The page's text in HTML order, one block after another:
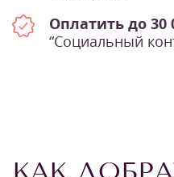
Оплатить до 30
“Социальный